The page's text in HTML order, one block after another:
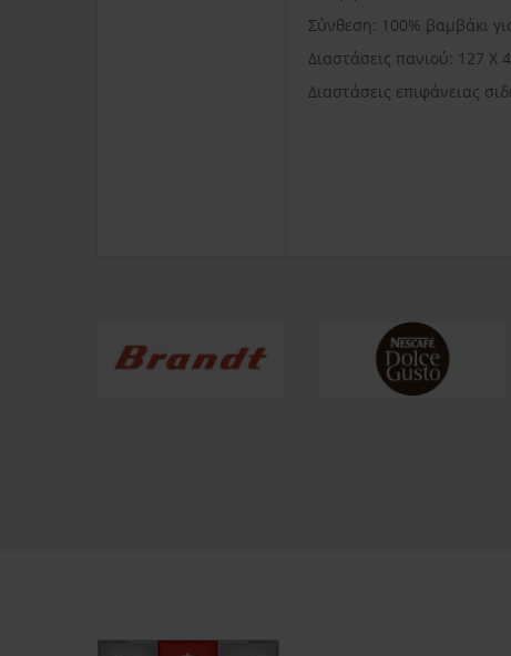
Σύνθεση: 100% βαμβάκι
Διαστάσεις πανιού: 127 X
Διαστάσεις επιφάνειας